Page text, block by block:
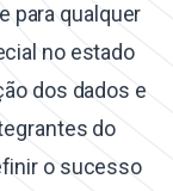
para qualquer
no estado
dos dados e
do
o sucesso